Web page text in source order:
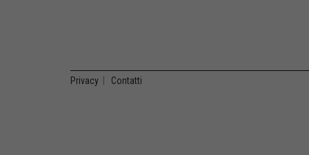
Privacy Contatti